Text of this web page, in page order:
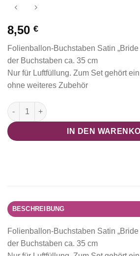
8,50 €
Folienballon-Buchstaben Satin
der Buchstaben ca. 35 cm
Nur für Luftfüllung. Zum Set gehört
ohne weiteres Zubehör
Folienballon-Buchstaben "Bride to be",
IN DEN
BESCHREIBUNG
Folienballon-Buchstaben Satin
der Buchstaben ca. 35 cm